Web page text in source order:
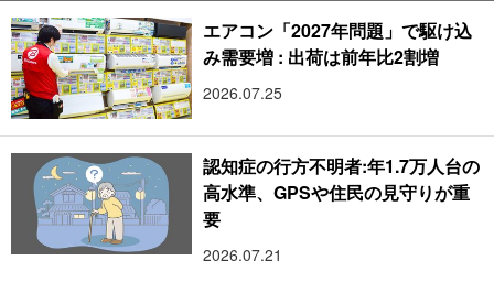
エアコン「2027年問題」で駆け込
み需要増 : 出荷は前年比2割増
2026.07.25
認知症の行方不明者:年1.7万人台の
高水準、GPSや住民の見守りが重
要
2026.07.21